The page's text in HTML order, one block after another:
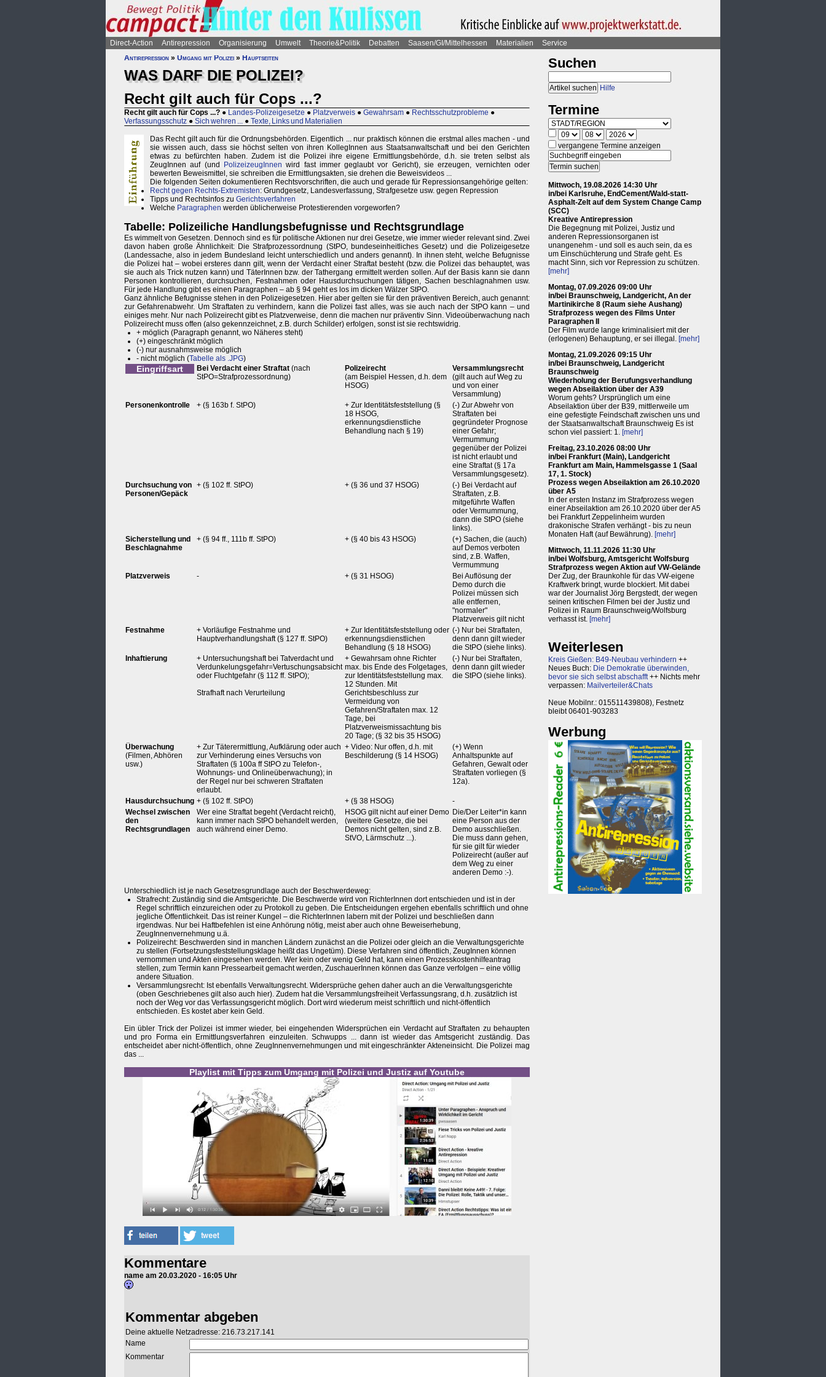
Direct-Action Antirepression Organisierung Umwelt Theorie&Politik Debatten Saasen/GI/Mittelhessen Materialien
Service
Antirepression » Umgang mit Polizei » Hauptseiten
WAS DARF DIE POLIZEI?
Recht gilt auch für Cops ...?
Recht gilt auch für Cops ...? ● Landes-Polizeigesetze ● Platzverweis ● Gewahrsam ● Rechtsschutzprobleme ●
Verfassungsschutz ● Sich wehren ... ● Texte, Links und Materialien
Das Recht gilt auch für die Ordnungsbehörden. Eigentlich ... nur praktisch können die erstmal alles machen - und
sie wissen auch, dass sie höchst selten von ihren KollegInnen aus Staatsanwaltschaft und bei den Gerichten
etwas zu befürchten haben. Zudem ist die Polizei ihre eigene Ermittlungsbehörde, d.h. sie treten selbst als
ZeugInnen auf (und
PolizeizeugInnen wird fast immer geglaubt vor Gericht), sie erzeugen, vernichten oder
bewerten Beweismittel, sie schreiben die Ermittlungsakten, sie drehen die Beweisvideos ...
Die folgenden Seiten dokumentieren Rechtsvorschriften, die auch und gerade für Repressionsangehörige gelten:
Recht gegen Rechts-Extremisten: Grundgesetz, Landesverfassung, Strafgesetze usw. gegen Repression
Tipps und Rechtsinfos zu Gerichtsverfahren
Welche Paragraphen werden üblicherweise Protestierenden vorgeworfen?
Tabelle: Polizeiliche Handlungsbefugnisse und Rechtsgrundlage
Es wimmelt von Gesetzen. Dennoch sind es für politische Aktionen nur drei Gesetze, wie immer wieder relevant sind. Zwei
davon haben große Ähnlichkeit: Die Strafprozessordnung (StPO, bundeseinheitliches Gesetz) und die Polizeigesetze
(Landessache, also in jedem Bundesland leicht unterschiedlich und anders genannt). In ihnen steht, welche Befugnisse
die Polizei hat – wobei ersteres dann gilt, wenn der Verdacht einer Straftat besteht (bzw. die Polizei das behauptet, was
sie auch als Trick nutzen kann) und TäterInnen bzw. der Tathergang ermittelt werden sollen. Auf der Basis kann sie dann
Personen kontrollieren, durchsuchen, Festnahmen oder Hausdurchsuchungen tätigen, Sachen beschlagnahmen usw.
Für jede Handlung gibt es einen Paragraphen – ab § 94 geht es los im dicken Wälzer StPO.
Ganz ähnliche Befugnisse stehen in den Polizeigesetzen. Hier aber gelten sie für den präventiven Bereich, auch genannt:
zur Gefahrenabwehr. Um Straftaten zu verhindern, kann die Polizei fast alles, was sie auch nach der StPO kann – und
einiges mehr. Nur nach Polizeirecht gibt es Platzverweise, denn die machen nur präventiv Sinn. Videoüberwachung nach
Polizeirecht muss offen (also gekennzeichnet, z.B. durch Schilder) erfolgen, sonst ist sie rechtswidrig.
+ möglich (Paragraph genannt, wo Näheres steht)
(+) eingeschränkt möglich
(-) nur ausnahmsweise möglich
- nicht möglich (Tabelle als .JPG)
Eingriffsart Bei Verdacht einer Straftat (nach
StPO=Strafprozessordnung)
Polizeirecht
(am Beispiel Hessen, d.h. dem
HSOG)
Versammlungsrecht
(gilt auch auf Weg zu
und von einer
Versammlung)
Personenkontrolle
+ (§ 163b f. StPO)
+ Zur Identitätsfeststellung (§
18 HSOG,
erkennungsdienstliche
Behandlung nach § 19)
(-) Zur Abwehr von
Straftaten bei
gegründeter Prognose
einer Gefahr;
Vermummung
gegenüber der Polizei
ist nicht erlaubt und
eine Straftat (§ 17a
Versammlungsgesetz).
Durchsuchung von
Personen/Gepäck
+ (§ 102 ff. StPO) + (§ 36 und 37 HSOG)
(-) Bei Verdacht auf
Straftaten, z.B.
mitgeführte Waffen
oder Vermummung,
dann die StPO (siehe
links).
Sicherstellung und
Beschlagnahme
+ (§ 94 ff., 111b ff. StPO) + (§ 40 bis 43 HSOG)
(+) Sachen, die (auch)
auf Demos verboten
sind, z.B. Waffen,
Vermummung
Platzverweis
- + (§ 31 HSOG)
Bei Auflösung der
Demo durch die
Polizei müssen sich
alle entfernen,
"normaler"
Platzverweis gilt nicht
Festnahme
+ Vorläufige Festnahme und
Hauptverhandlungshaft (§ 127 ff. StPO)
+ Zur Identitätsfeststellung oder
erkennungsdienstlichen
Behandlung (§ 18 HSOG)
(-) Nur bei Straftaten,
denn dann gilt wieder
die StPO (siehe links).
Inhaftierung
+ Untersuchungshaft bei Tatverdacht und
Verdunkelungsgefahr=Vertuschungsabsicht
oder Fluchtgefahr (§ 112 ff. StPO);
Strafhaft nach Verurteilung
+ Gewahrsam ohne Richter
max. bis Ende des Folgetages,
zur Identitätsfeststellung max.
12 Stunden. Mit
Gerichtsbeschluss zur
Vermeidung von
Gefahren/Straftaten max. 12
Tage, bei
Platzverweismissachtung bis
20 Tage; (§ 32 bis 35 HSOG)
(-) Nur bei Straftaten,
denn dann gilt wieder
die StPO (siehe links).
Überwachung
(Filmen, Abhören
usw.)
+ Zur Täterermittlung, Aufklärung oder auch
zur Verhinderung eines Versuchs von
Straftaten (§ 100a ff StPO zu Telefon-,
Wohnungs- und Onlineüberwachung); in
der Regel nur bei schweren Straftaten
erlaubt.
+ Video: Nur offen, d.h. mit
Beschilderung (§ 14 HSOG)
(+) Wenn
Anhaltspunkte auf
Gefahren, Gewalt oder
Straftaten vorliegen (§
12a).
Hausdurchsuchung + (§ 102 ff. StPO) + (§ 38 HSOG)
-
Wechsel zwischen
den
Rechtsgrundlagen
Wer eine Straftat begeht (Verdacht reicht),
kann immer nach StPO behandelt werden,
auch während einer Demo.
HSOG gilt nicht auf einer Demo
(weitere Gesetze, die bei
Demos nicht gelten, sind z.B.
StVO, Lärmschutz ...).
Die/Der Leiter*in kann
eine Person aus der
Demo ausschließen.
Die muss dann gehen,
für sie gilt für wieder
Polizeirecht (außer auf
dem Weg zu einer
anderen Demo :-).
Unterschiedlich ist je nach Gesetzesgrundlage auch der Beschwerdeweg:
Strafrecht: Zuständig sind die Amtsgerichte. Die Beschwerde wird von RichterInnen dort entschieden und ist in der
Regel schriftlich einzureichen oder zu Protokoll zu geben. Die Entscheidungen ergehen ebenfalls schriftlich und ohne
jegliche Öffentlichkeit. Das ist reiner Kungel – die RichterInnen labern mit der Polizei und beschließen dann
irgendwas. Nur bei Haftbefehlen ist eine Anhörung nötig, meist aber auch ohne Beweiserhebung,
ZeugInnenvernehmung u.ä.
Polizeirecht: Beschwerden sind in manchen Ländern zunächst an die Polizei oder gleich an die Verwaltungsgerichte
zu stellen (Fortsetzungsfeststellungsklage heißt das Ungetüm). Diese Verfahren sind öffentlich, ZeugInnen können
vernommen und Akten eingesehen werden. Wer kein oder wenig Geld hat, kann einen Prozesskostenhilfeantrag
stellen, zum Termin kann Pressearbeit gemacht werden, ZuschauerInnen können das Ganze verfolgen – eine völlig
andere Situation.
Versammlungsrecht: Ist ebenfalls Verwaltungsrecht. Widersprüche gehen daher auch an die Verwaltungsgerichte
(oben Geschriebenes gilt also auch hier). Zudem hat die Versammlungsfreiheit Verfassungsrang, d.h. zusätzlich ist
noch der Weg vor das Verfassungsgericht möglich. Dort wird wiederum meist schriftlich und nicht-öffentlich
entschieden. Es kostet aber kein Geld.
Ein übler Trick der Polizei ist immer wieder, bei eingehenden Widersprüchen ein Verdacht auf Straftaten zu behaupten
und pro Forma ein Ermittlungsverfahren einzuleiten. Schwupps ... dann ist wieder das Amtsgericht zuständig. Das
entscheidet aber nicht-öffentlich, ohne ZeugInnenvernehmungen und mit eingeschränkter Akteneinsicht. Die Polizei mag
das ...
Playlist mit Tipps zum Umgang mit Polizei und Justiz auf Youtube
Kommentare
name am 20.03.2020 - 16:05 Uhr
Kommentar abgeben
Deine aktuelle Netzadresse: 216.73.217.141
Name
Kommentar
Suchen
Hilfe
Termine
vergangene Termine anzeigen
Mittwoch, 19.08.2026 14:30 Uhr
in/bei Karlsruhe, EndCement/Wald-statt-
Asphalt-Zelt auf dem System Change Camp
(SCC)
Kreative Antirepression
Die Begegnung mit Polizei, Justiz und
anderen Repressionsorganen ist
unangenehm - und soll es auch sein, da es
um Einschüchterung und Strafe geht. Es
macht Sinn, sich vor Repression zu schützen.
[mehr]
Montag, 07.09.2026 09:00 Uhr
in/bei Braunschweig, Landgericht, An der
Martinikirche 8 (Raum siehe Aushang)
Strafprozess wegen des Films Unter
Paragraphen II
Der Film wurde lange kriminalisiert mit der
(erlogenen) Behauptung, er sei illegal. [mehr]
Montag, 21.09.2026 09:15 Uhr
in/bei Braunschweig, Landgericht
Braunschweig
Wiederholung der Berufungsverhandlung
wegen Abseilaktion über der A39
Worum gehts? Ursprünglich um eine
Abseilaktion über der B39, mittlerweile um
eine gefestigte Feindschaft zwischen uns und
der Staatsanwaltschaft Braunschweig Es ist
schon viel passiert: 1. [mehr]
Freitag, 23.10.2026 08:00 Uhr
in/bei Frankfurt (Main), Landgericht
Frankfurt am Main, Hammelsgasse 1 (Saal
17, 1. Stock)
Prozess wegen Abseilaktion am 26.10.2020
über A5
In der ersten Instanz im Strafprozess wegen
einer Abseilaktion am 26.10.2020 über der A5
bei Frankfurt Zeppelinheim wurden
drakonische Strafen verhängt - bis zu neun
Monaten Haft (auf Bewährung). [mehr]
Mittwoch, 11.11.2026 11:30 Uhr
in/bei Wolfsburg, Amtsgericht Wolfsburg
Strafprozess wegen Aktion auf VW-Gelände
Der Zug, der Braunkohle für das VW-eigene
Kraftwerk bringt, wurde blockiert. Mit dabei
war der Journalist Jörg Bergstedt, der wegen
seinen kritischen Filmen bei der Justiz und
Polizei in Raum Braunschweig/Wolfsburg
verhasst ist. [mehr]
Weiterlesen
Kreis Gießen: B49-Neubau verhindern ++
Neues Buch: Die Demokratie überwinden,
bevor sie sich selbst abschafft++ Nichts mehr
verpassen: Mailverteiler&Chats
Neue Mobilnr.: 015511439808), Festnetz
bleibt 06401-903283
Werbung